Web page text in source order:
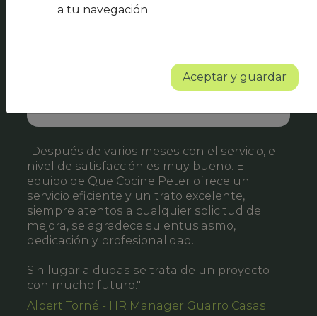
"Después de varios meses con el servicio, el
nivel de satisfacción es muy bueno. El
equipo de Que Cocine Peter ofrece un
servicio eficiente y un trato excelente,
siempre atentos a cualquier solicitud de
mejora, se agradece su entusiasmo,
dedicación y profesionalidad.
Sin lugar a dudas se trata de un proyecto
con mucho futuro."
Albert Torné - HR Manager Guarro Casas
a tu navegación
Aceptar y guardar